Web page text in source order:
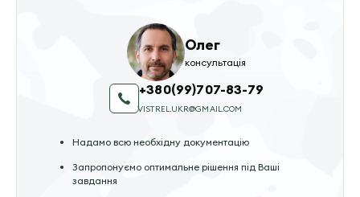
Олег
консультація
+380(99)707-83-79
VISTREL.UKR@GMAIL.COM
Надамо всю необхідну документацію
Запропонуємо оптимальне рішення під Ваші
завдання